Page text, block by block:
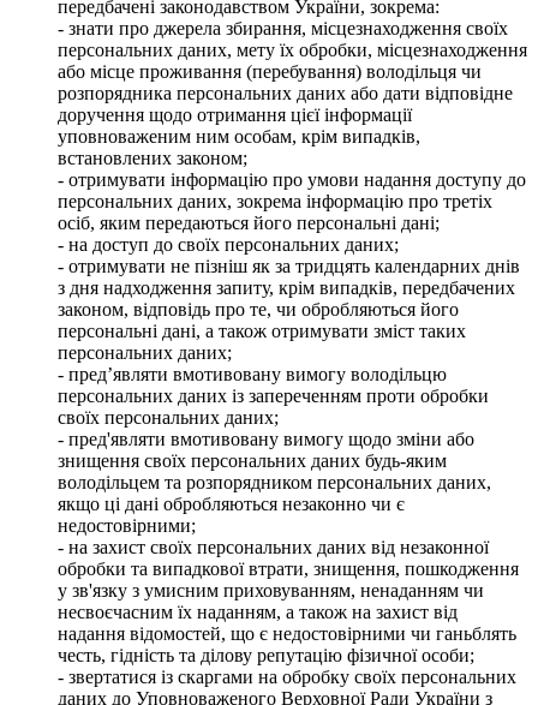
передбачені законодавством України, зокрема:
- знати про джерела збирання, місцезнаходження своїх
персональних даних, мету їх обробки, місцезнаходження
або місце проживання (перебування) володільця чи
розпорядника персональних даних або дати відповідне
доручення щодо отримання цієї інформації
уповноваженим ним особам, крім випадків,
встановлених законом;
- отримувати інформацію про умови надання доступу до
персональних даних, зокрема інформацію про третіх
осіб, яким передаються його персональні дані;
- на доступ до своїх персональних даних;
- отримувати не пізніш як за тридцять календарних днів
з дня надходження запиту, крім випадків, передбачених
законом, відповідь про те, чи обробляються його
персональні дані, а також отримувати зміст таких
персональних даних;
- пред’являти вмотивовану вимогу володільцю
персональних даних із запереченням проти обробки
своїх персональних даних;
- пред'являти вмотивовану вимогу щодо зміни або
знищення своїх персональних даних будь-яким
володільцем та розпорядником персональних даних,
якщо ці дані обробляються незаконно чи є
недостовірними;
- на захист своїх персональних даних від незаконної
обробки та випадкової втрати, знищення, пошкодження
у зв'язку з умисним приховуванням, ненаданням чи
несвоєчасним їх наданням, а також на захист від
надання відомостей, що є недостовірними чи ганьблять
честь, гідність та ділову репутацію фізичної особи;
- звертатися із скаргами на обробку своїх персональних
даних до Уповноваженого Верховної Ради України з